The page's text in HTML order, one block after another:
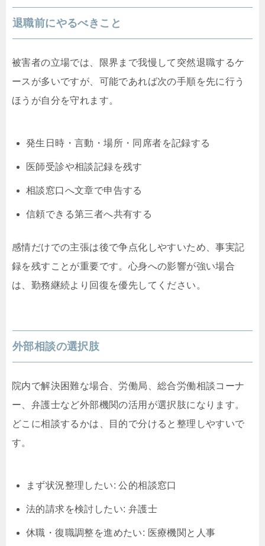
退職前にやるべきこと
被害者の立場では、限界まで我慢して突然退職するケ
ースが多いですが、可能であれば次の手順を先に行う
ほうが自分を守れます。
発生日時・言動・場所・同席者を記録する
医師受診や相談記録を残す
相談窓口へ文章で申告する
信頼できる第三者へ共有する
感情だけでの主張は後で争点化しやすいため、事実記
録を残すことが重要です。心身への影響が強い場合
は、勤務継続より回復を優先してください。
外部相談の選択肢
院内で解決困難な場合、労働局、総合労働相談コーナ
ー、弁護士など外部機関の活用が選択肢になります。
どこに相談するかは、目的で分けると整理しやすいで
す。
まず状況整理したい: 公的相談窓口
法的請求を検討したい: 弁護士
休職・復職調整を進めたい: 医療機関と人事